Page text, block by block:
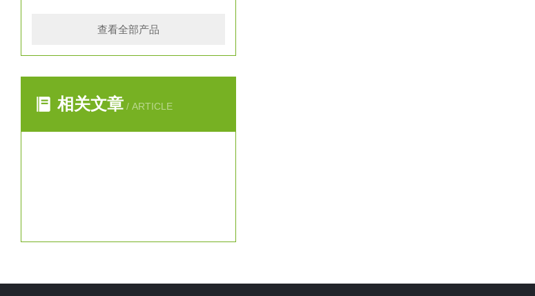
查看全部产品
相关文章 / ARTICLE